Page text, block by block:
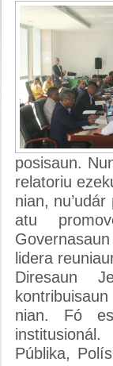
posisaun.
relatoriu
nian,
atu
lidera
Diresaun
nian. Fó
Públika,